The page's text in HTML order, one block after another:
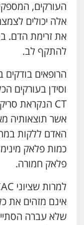
העורקים,
אלה יכולים
את זרימת הדם.
להתקף לב.
הרופאים
וסידן בעורקים
אשר תוצאותיה
פלאק חמורה.
אינם מזהים את